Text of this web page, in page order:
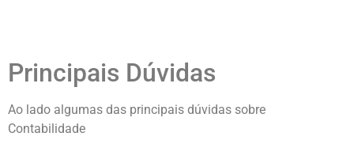
Principais Dúvidas
Ao lado algumas das principais dúvidas sobre
Contabilidade